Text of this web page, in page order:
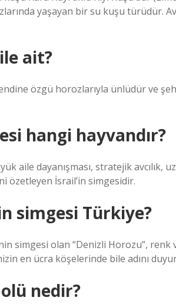
yaşayan bir su kuşu türüdür.
ait?
özgü horozlarıyla ünlüdür ve
hangi hayvandır?
aile dayanışması, stratejik avcılık,
özetleyen İsrail’in simgesidir.
simgesi Türkiye?
simgesi olan “Denizli Horozu”, renk
en ücra köşelerinde bile adını
nedir?